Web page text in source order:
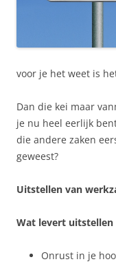
voor je het weet is
Dan die kei maar
je nu heel eerlijk
die andere zaken
geweest?
Uitstellen van
Wat levert uitstellen
Onrust in je